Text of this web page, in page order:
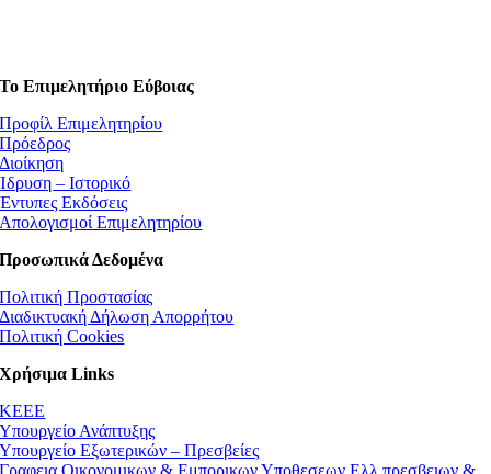
Το Επιμελητήριο Εύβοιας
Προφίλ Επιμελητηρίου
Πρόεδρος
Διοίκηση
Ίδρυση – Ιστορικό
Έντυπες Εκδόσεις
Απολογισμοί Επιμελητηρίου
Προσωπικά Δεδομένα
Πολιτική Προστασίας
Διαδικτυακή Δήλωση Απορρήτου
Πολιτική Cookies
Χρήσιμα Links
ΚEEE
Υπουργείο Ανάπτυξης
Υπουργείο Εξωτερικών – Πρεσβείες